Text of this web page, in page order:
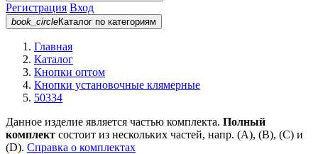
Регистрация Вход
book_circleКаталог по категориям
Главная
Каталог
Кнопки оптом
Кнопки установочные клямерные
50334
Данное изделие является частью комплекта. Полный
комплект состоит из нескольких частей, напр. (А), (B), (С) и
(D). Справка о комплектах